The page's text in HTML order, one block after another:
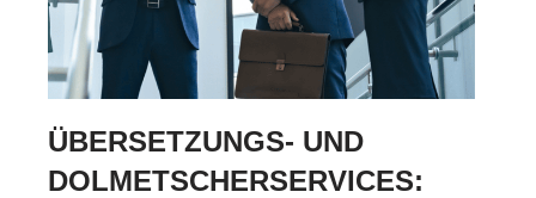
ÜBERSETZUNGS- UND
DOLMETSCHERSERVICES: